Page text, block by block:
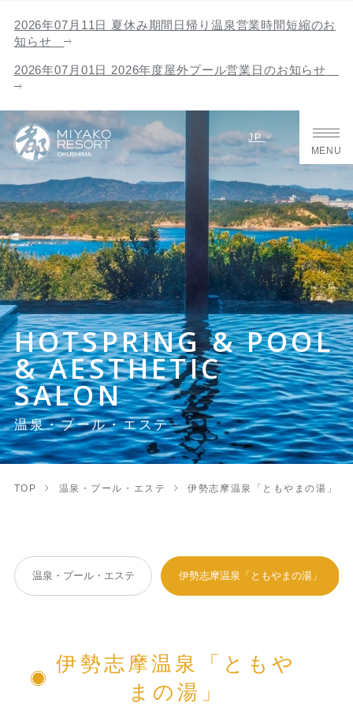
JP
MENU
HOTSPRING & POOL
& AESTHETIC
SALON
温泉・プール・エステ
2026年07月11日 夏休み期間日帰り温泉営業時間短縮のお
知らせ
2026年07月01日 2026年度屋外プール営業日のお知らせ
TOP 温泉・プール・エステ 伊勢志摩温泉「ともやまの湯」
温泉・プール・エステ 伊勢志摩温泉「ともやまの湯」
伊勢志摩温泉「ともや
まの湯」